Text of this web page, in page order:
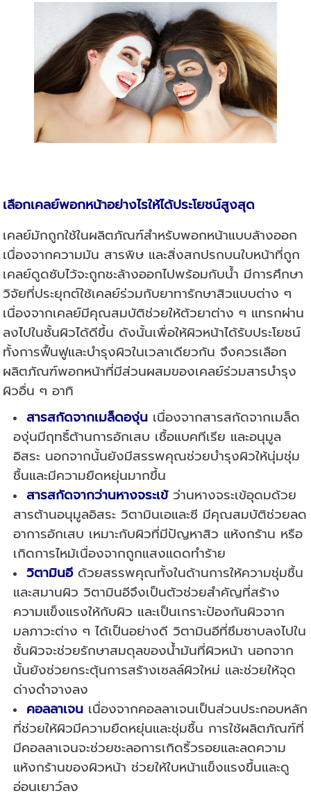
เลือกเคลย์พอกหน้าอย่างไรให้ได้ประโยชน์สูงสุด
เคลย์มักถูกใช้ในผลิตภัณฑ์สำหรับพอกหน้าแบบล้างออก
เนื่องจากความมัน สารพิษ และสิ่งสกปรกบนใบหน้าที่ถูก
เคลย์ดูดซับไว้จะถูกชะล้างออกไปพร้อมกับน้ำ มีการศึกษา
วิจัยที่ประยุกต์ใช้เคลย์ร่วมกับยาทารักษาสิวแบบต่าง ๆ
เนื่องจากเคลย์มีคุณสมบัติช่วยให้ตัวยาต่าง ๆ แทรกผ่าน
ลงไปในชั้นผิวได้ดีขึ้น ดังนั้นเพื่อให้ผิวหน้าได้รับประโยชน์
ทั้งการฟื้นฟูและบำรุงผิวในเวลาเดียวกัน จึงควรเลือก
ผลิตภัณฑ์พอกหน้าที่มีส่วนผสมของเคลย์ร่วมสารบำรุง
ผิวอื่น ๆ อาทิ
สารสกัดจากเมล็ดองุ่น เนื่องจากสารสกัดจากเมล็ด
องุ่นมีฤทธิ์ต้านการอักเสบ เชื้อแบคทีเรีย และอนุมูล
อิสระ นอกจากนั้นยังมีสรรพคุณช่วยบำรุงผิวให้นุ่มชุ่ม
ชื้นและมีความยืดหยุ่นมากขึ้น
สารสกัดจากว่านหางจระเข้ว่านหางจระเข้อุดมด้วย
สารต้านอนุมูลอิสระ วิตามินเอและซี มีคุณสมบัติช่วยลด
อาการอักเสบ เหมาะกับผิวที่มีปัญหาสิว แห้งกร้าน หรือ
เกิดการไหม้เนื่องจากถูกแสงแดดทำร้าย
วิตามินอีด้วยสรรพคุณทั้งในด้านการให้ความชุ่มชื้น
และสมานผิว วิตามินอีจึงเป็นตัวช่วยสำคัญที่สร้าง
ความแข็งแรงให้กับผิว และเป็นเกราะป้องกันผิวจาก
มลภาวะต่าง ๆ ได้เป็นอย่างดี วิตามินอีที่ซึมซาบลงไปใน
ชั้นผิวจะช่วยรักษาสมดุลของน้ำมันที่ผิวหน้า นอกจาก
นั้นยังช่วยกระตุ้นการสร้างเซลล์ผิวใหม่ และช่วยให้จุด
ด่างดำจางลง
คอลลาเจน เนื่องจากคอลลาเจนเป็นส่วนประกอบหลัก
ที่ช่วยให้ผิวมีความยืดหยุ่นและชุ่มชื้น การใช้ผลิตภัณฑ์ที่
มีคอลลาเจนจะช่วยชะลอการเกิดริ้วรอยและลดความ
แห้งกร้านของผิวหน้า ช่วยให้ใบหน้าแข็งแรงขึ้นและดู
อ่อนเยาว์ลง